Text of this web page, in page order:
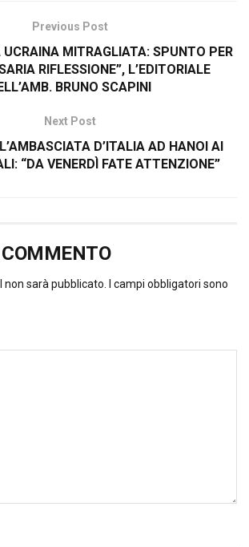
Previous Post
UCRAINA MITRAGLIATA: SPUNTO PER
RIFLESSIONE”, L’EDITORIALE
BRUNO SCAPINI
Next Post
D’ITALIA AD HANOI AI
“DA VENERDÌ FATE ATTENZIONE”
non sarà pubblicato.
I campi obbligatori sono